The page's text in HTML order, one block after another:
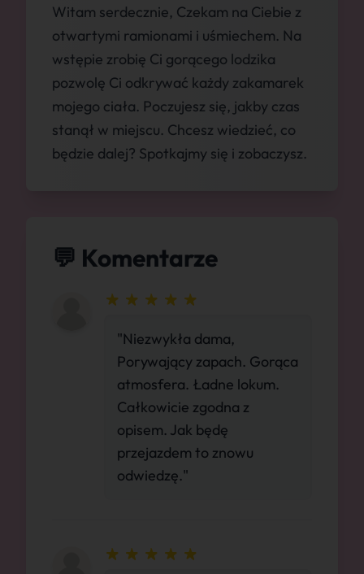
Witam serdecznie, Czekam na Ciebie z
otwartymi ramionami i uśmiechem. Na
wstępie zrobię Ci gorącego lodzika
pozwolę Ci odkrywać każdy zakamarek
mojego ciała. Poczujesz się, jakby czas
stanął w miejscu. Chcesz wiedzieć, co
będzie dalej? Spotkajmy się i zobaczysz.
💬 Komentarze
"Niezwykła dama,
Porywający zapach. Gorąca
atmosfera. Ładne lokum.
Całkowicie zgodna z
opisem. Jak będę
przejazdem to znowu
odwiedzę."